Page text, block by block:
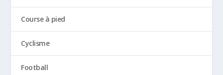
Course à pied
Cyclisme
Football